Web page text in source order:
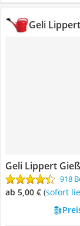
Geli
Geli Lippert
918
ab 5,00 € ( Sofort